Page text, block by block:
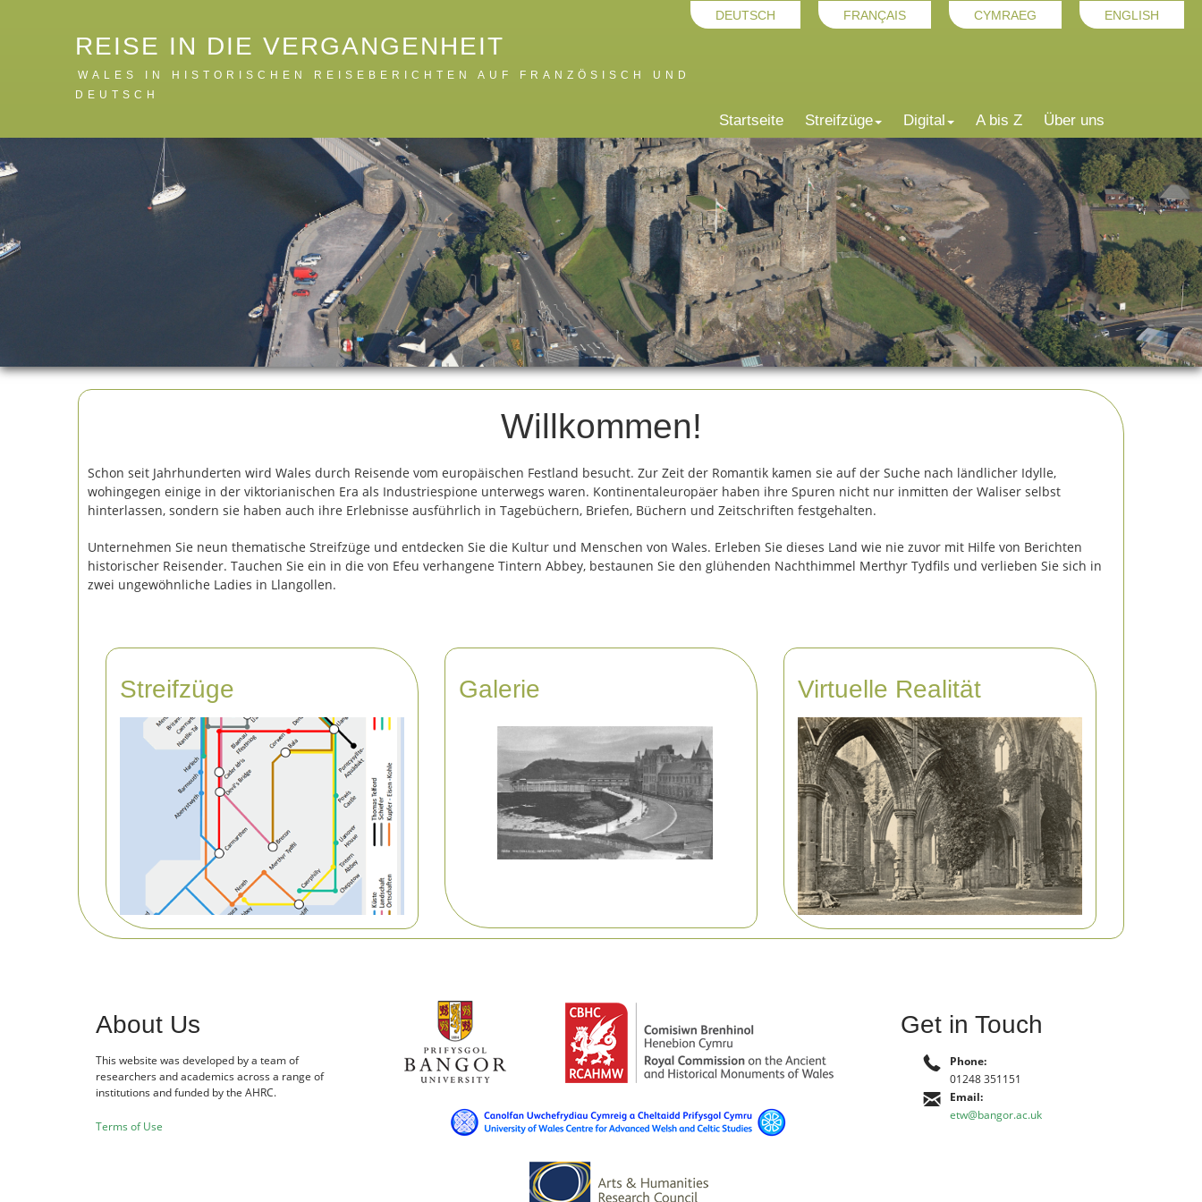
ENGLISH
CYMRAEG
FRANÇAIS
DEUTSCH
REISE IN DIE VERGANGENHEIT
WALES IN HISTORISCHEN REISEBERICHTEN AUF FRANZÖSISCH UND
DEUTSCH
Startseite Streifzüge Digital A bis Z Über uns
Willkommen!
Schon seit Jahrhunderten wird Wales durch Reisende vom europäischen Festland besucht. Zur Zeit der Romantik kamen sie auf der Suche nach ländlicher Idylle,
wohingegen einige in der viktorianischen Era als Industriespione unterwegs waren. Kontinentaleuropäer haben ihre Spuren nicht nur inmitten der Waliser selbst
hinterlassen, sondern sie haben auch ihre Erlebnisse ausführlich in Tagebüchern, Briefen, Büchern und Zeitschriften festgehalten.
Unternehmen Sie neun thematische Streifzüge und entdecken Sie die Kultur und Menschen von Wales. Erleben Sie dieses Land wie nie zuvor mit Hilfe von Berichten
historischer Reisender. Tauchen Sie ein in die von Efeu verhangene Tintern Abbey, bestaunen Sie den glühenden Nachthimmel Merthyr Tydfils und verlieben Sie sich in
zwei ungewöhnliche Ladies in Llangollen.
Streifzüge Galerie Virtuelle Realität
About Us
This website was developed by a team of
researchers and academics across a range of
institutions and funded by the AHRC.
Terms of Use
Get in Touch
Phone:
01248 351151
Email:
etw@bangor.ac.uk